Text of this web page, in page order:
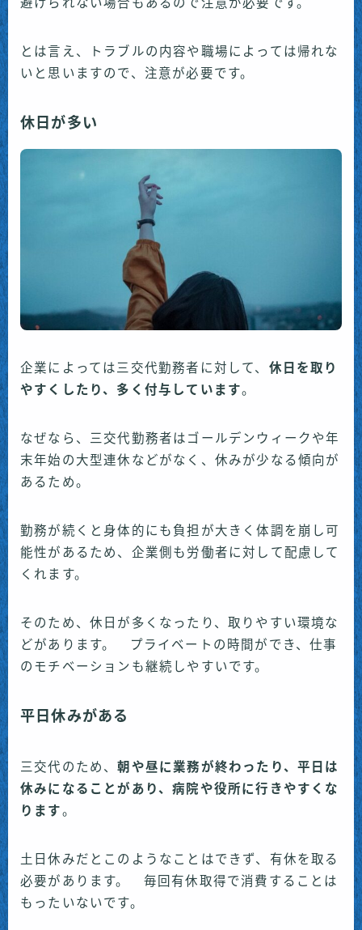
とは言え、トラブルの内容や職場によっては帰れな
いと思いますので、注意が必要です。
休日が多い
企業によっては三交代勤務者に対して、 休日を取り
やすくしたり、多く付与しています。
なぜなら、三交代勤務者はゴールデンウィークや年
末年始の大型連休などがなく、休みが少なる傾向が
あるため。
勤務が続くと身体的にも負担が大きく体調を崩し可
能性があるため、企業側も労働者に対して配慮して
くれます。
そのため、休日が多くなったり、取りやすい環境な
どがあります。 プライベートの時間ができ、仕事
のモチベーションも継続しやすいです。
平日休みがある
三交代のため、朝や昼に業務が終わったり、平日は
休みになることがあり、病院や役所に行きやすくな
ります。
土日休みだとこのようなことはできず、有休を取る
必要があります。 毎回有休取得で消費することは
もったいないです。